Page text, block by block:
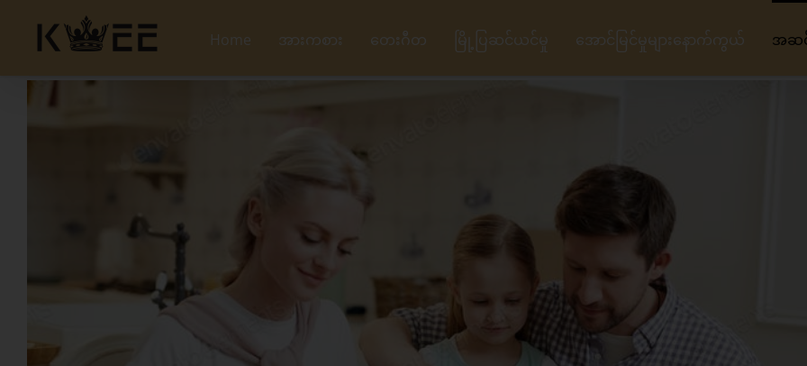
content
Home အားကစား တေးဂီတ မြို့ပြဆင်ယင်မှု အောင်မြင်မှုများနောက်ကွယ် အဆ
Larger